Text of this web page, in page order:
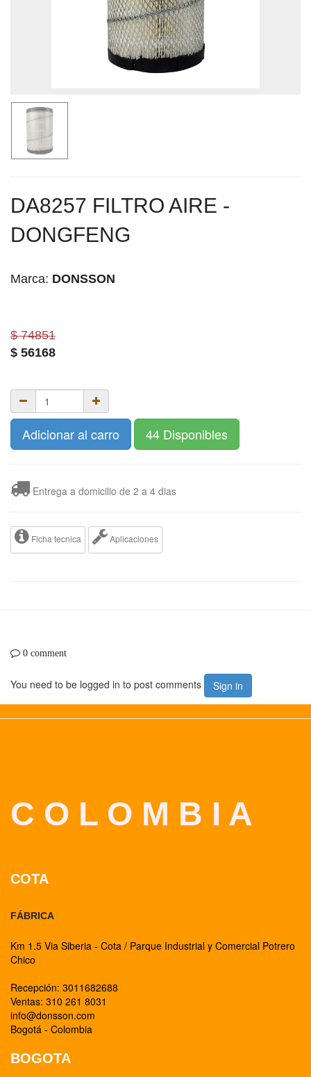
DA8257 FILTRO AIRE -
DONGFENG
Marca: DONSSON
$ 74851
$ 56168
Adicionar al carro 44 Disponibles
Entrega a domicilio de 2 a 4 dias
Ficha tecnica Aplicaciones
0 comment
You need to be logged in to post comments Sign in
C O L O M B I A
COTA
FÁBRICA
Km 1.5 Via Siberia - Cota / Parque Industrial y Comercial Potrero
Chico
Recepción: 3011682688
Ventas: 310 261 8031
info@donsson.com
Bogotá - Colombia
BOGOTA